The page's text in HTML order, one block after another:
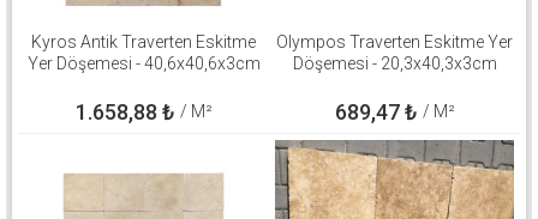
Kyros Antik Traverten Eskitme
Yer Döşemesi - 40,6x40,6x3cm
1.658,88 ₺ / M²
Olympos Traverten Eskitme Yer
Döşemesi - 20,3x40,3x3cm
689,47₺ / M²